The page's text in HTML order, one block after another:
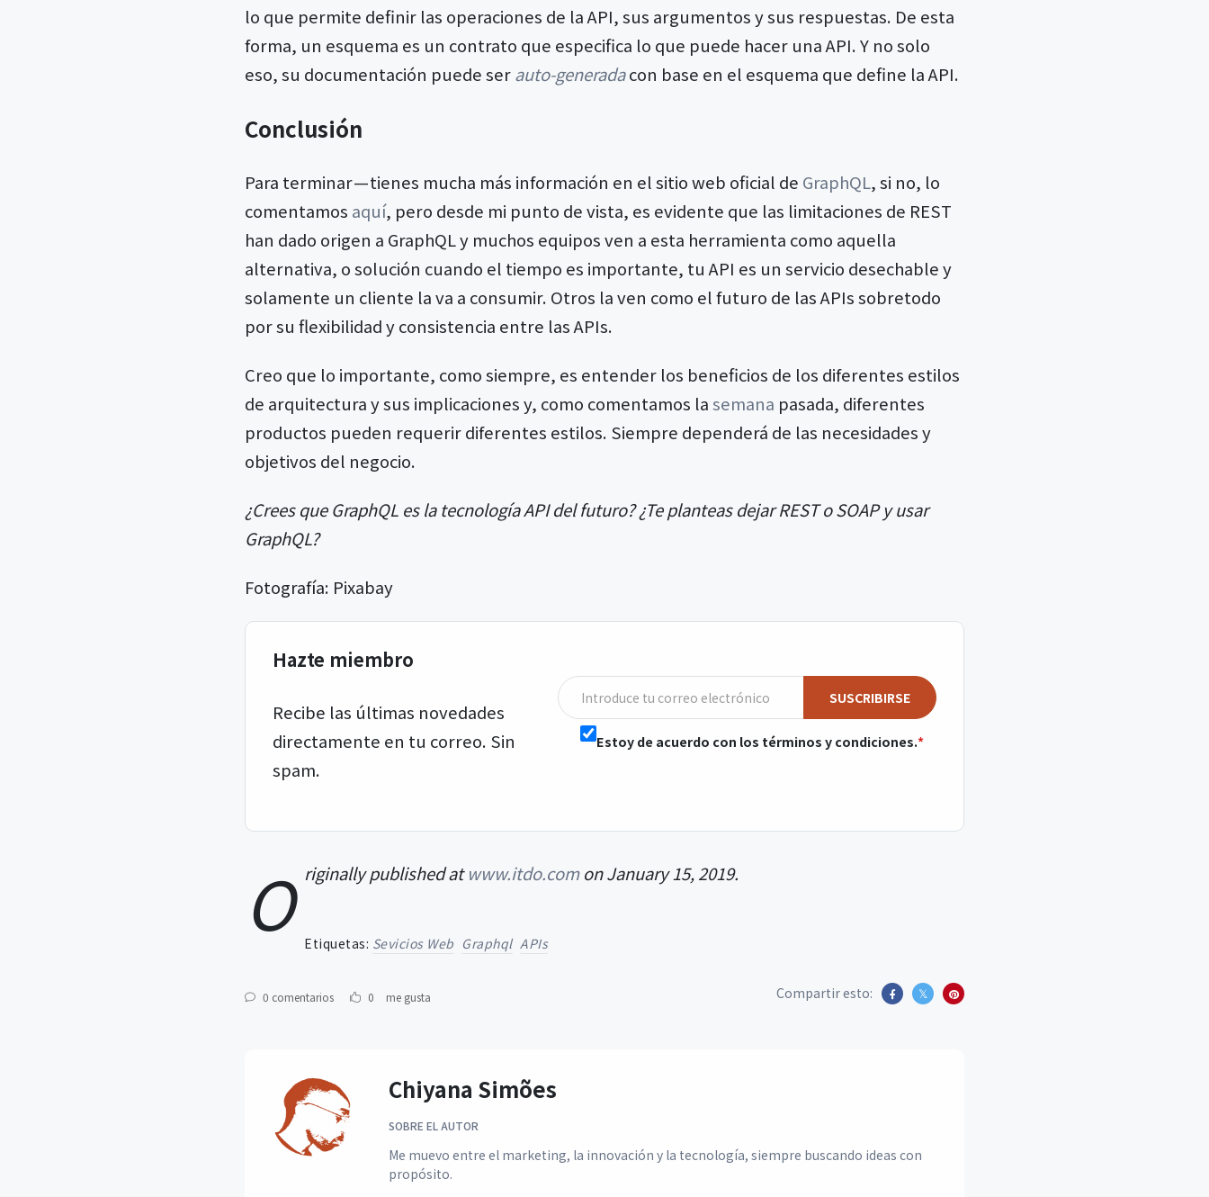
lo que permite definir las operaciones de la API, sus argumentos y sus respuestas. De esta
forma, un esquema es un contrato que especifica lo que puede hacer una API. Y no solo
eso, su documentación puede serauto-generadacon base en el esquema que define la API.
Conclusión
Para terminar — tienes mucha más información en el sitio web oficial de GraphQL, si no, lo
comentamos aquí, pero desde mi punto de vista, es evidente que las limitaciones de REST
han dado origen a GraphQL y muchos equipos ven a esta herramienta como aquella
alternativa, o solución cuando el tiempo es importante, tu API es un servicio desechable y
solamente un cliente la va a consumir. Otros la ven como el futuro de las APIs sobretodo
por su flexibilidad y consistencia entre las APIs.
Creo que lo importante, como siempre, es entender los beneficios de los diferentes estilos
de arquitectura y sus implicaciones y, como comentamos lasemana pasada, diferentes
productos pueden requerir diferentes estilos. Siempre dependerá de las necesidades y
objetivos del negocio.
¿Crees que GraphQL es la tecnología API del futuro? ¿Te planteas dejar REST o SOAP y usar
GraphQL?
Fotografía: Pixabay
Hazte miembro
Recibe las últimas novedades
directamente en tu correo. Sin
spam.
SUSCRIBIRSE
Estoy de acuerdo con los términos y condiciones.
O riginally published atwww.itdo.comon January 15, 2019.
Etiquetas: Sevicios Web Graphql APIs
0 comentarios 0 me gusta Compartir esto:
Chiyana Simões
SOBRE EL AUTOR
Me muevo entre el marketing, la innovación y la tecnología, siempre buscando ideas con
propósito.